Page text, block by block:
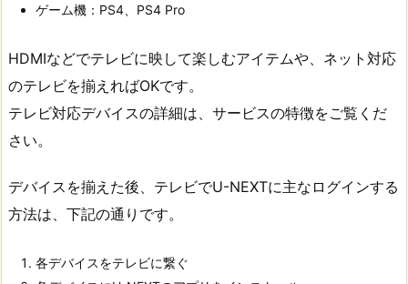
ゲーム機：PS4、PS4 Pro
HDMIなどでテレビに映して楽しむアイテムや、ネット対応
のテレビを揃えればOKです。
テレビ対応デバイスの詳細は、サービスの特徴をご覧くだ
さい。
デバイスを揃えた後、テレビでU-NEXTに主なログインする
方法は、下記の通りです。
各デバイスをテレビに繋ぐ